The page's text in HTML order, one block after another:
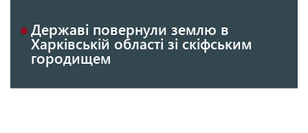
Державі повернули землю в
Харківській області зі скіфським
городищем